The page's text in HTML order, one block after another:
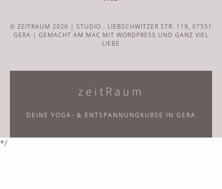
© ZEITRAUM 2026 | STUDIO - LIEBSCHWITZER STR. 119, 07551
GERA | GEMACHT AM MAC MIT WORDPRESS UND GANZ VIEL
LIEBE
zeitRaum
DEINE YOGA- & ENTSPANNUNGKURSE IN GERA
*/